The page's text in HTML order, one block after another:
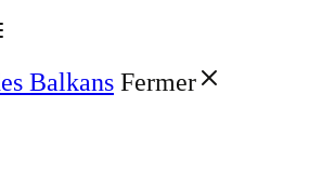
Balkans Fermer